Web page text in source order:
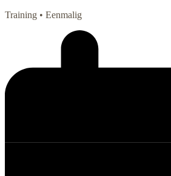
Training • Eenmalig